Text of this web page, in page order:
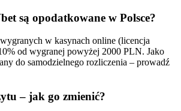
są opodatkowane w Polsce?
w kasynach online (licencja
od wygranej powyżej 2000 PLN. Jako
do samodzielnego rozliczenia – prowadź
– jak go zmienić?